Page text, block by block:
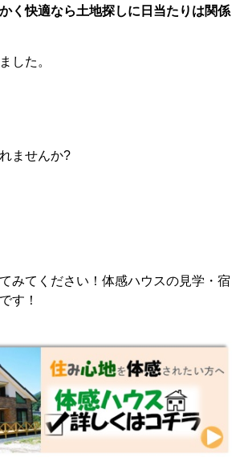
く快適なら土地探しに日当たりは関係
した。
ませんか?
みてください！体感ハウスの見学・宿
す！